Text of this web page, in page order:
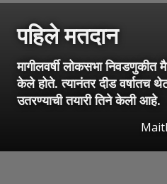
पहिले मतदान
मागीलवर्षी लोकसभा निवडणुकीत
केले होते. त्यानंतर दीड वर्षातच
उतरण्याची तयारी तिने केली आहे.